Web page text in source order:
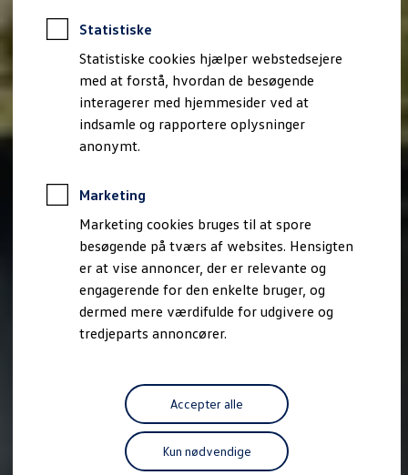
Statistiske
Statistiske cookies hjælper webstedsejere
med at forstå, hvordan de besøgende
interagerer med hjemmesider ved at
indsamle og rapportere oplysninger
anonymt.
Marketing
Marketing cookies bruges til at spore
besøgende på tværs af websites. Hensigten
er at vise annoncer, der er relevante og
engagerende for den enkelte bruger, og
dermed mere værdifulde for udgivere og
tredjeparts annoncører.
Accepter alle
Kun nødvendige
Ejere og services
Book tid på værkstedet
Service
Serviceabonnementer
Service 5+
Service på elbiler
Prismatch
Fordele ved autoriseret værksted
Brugbar information
Servicefordele
Digitale ekstrafunktioner
Se tjenesterne til din model
Volkswagen-apps, login og shop
Forbind mobiltelefonen med bilen
Opdateringer til software, kort og radio
Fleet Interface Data
MinVolkswagen
Digital instruktionsbog
Tilbehør
Fordele ved at vælge autoriseret værksted til din
Om Volkswagen
Nyheder
Tilmeld nyhedsbrev
Pressemeddelser
Kalenderbillede